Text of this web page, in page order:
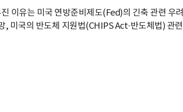
이유는 미국 연방준비제도(Fed)의 긴축 관련 우
, 미국의 반도체 지원법(CHIPS Act·반도체법) 관